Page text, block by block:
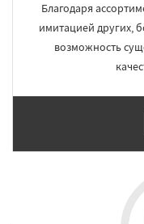
Благодаря
имитацией других,
возможность